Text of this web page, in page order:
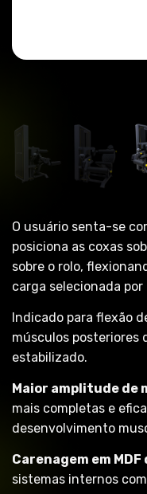
O usuário senta-se
posiciona as coxas
sobre o rolo,
carga selecionada por
Indicado para flexão
músculos posteriores
estabilizado.
Maior amplitude de
mais completas e
desenvolvimento
Carenagem em MDF
sistemas internos